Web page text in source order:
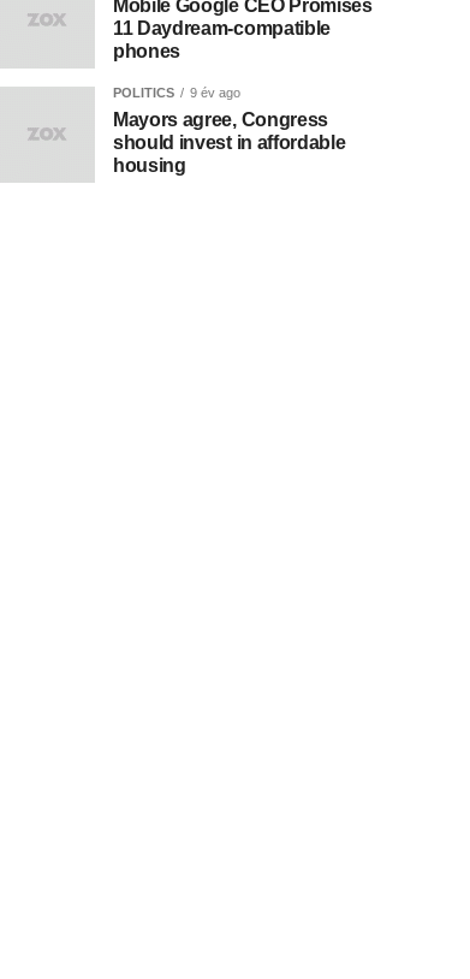
Mobile Google CEO Promises
11 Daydream-compatible
phones
POLITICS 9 év ago
Mayors agree, Congress
should invest in affordable
housing